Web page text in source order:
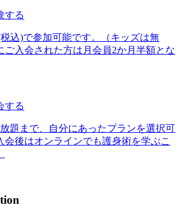
する
込)で参加可能です。（キッズは無
ご入会された方は月会員2か月半額とな
する
題まで、自分にあったプランを選択可
会後はオンラインでも護身術を学ぶこ